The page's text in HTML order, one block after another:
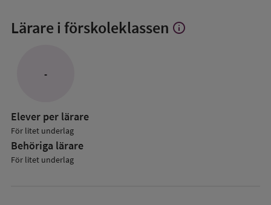
Lärare i förskoleklassen Visa
info
-
Elever per lärare
För litet underlag
Behöriga lärare
För litet underlag